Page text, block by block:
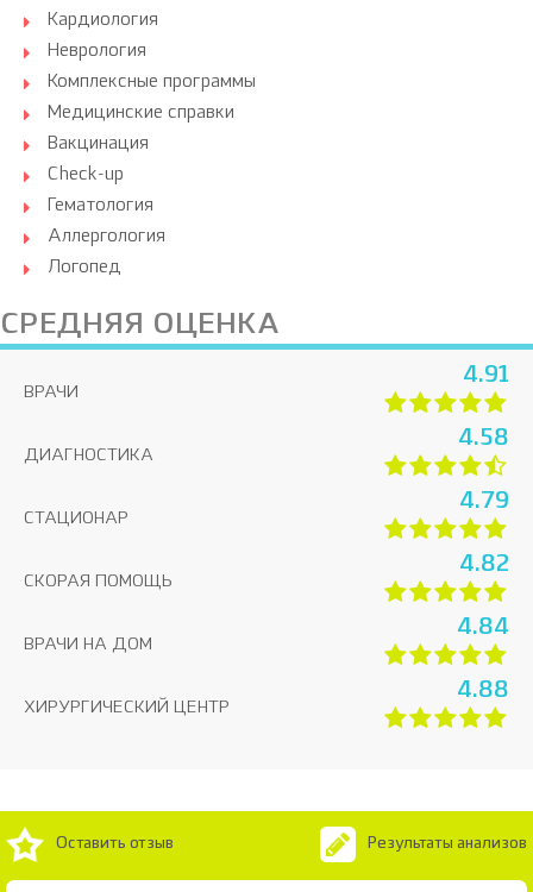
Кардиология
Неврология
Комплексные программы
Медицинские справки
Вакцинация
Check-up
Гематология
Аллергология
Логопед
СРЕДНЯЯ ОЦЕНКА
ВРАЧИ
4.91
ДИАГНОСТИКА
4.58
СТАЦИОНАР
4.79
СКОРАЯ ПОМОЩЬ
4.82
ВРАЧИ НА ДОМ
4.84
ХИРУРГИЧЕСКИЙ ЦЕНТР
4.88
Оставить отзыв Результаты анализов